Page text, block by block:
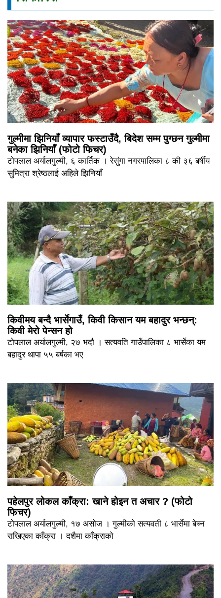
गुल्मीमा झिनियाँ व्यापार फस्टाउँदै, बिदेश सम्म पुग्छन गुल्मीमा
बनेका झिनियाँ (फोटो फिचर)
टोपलाल अर्यालगुल्मी, ६ कार्तिक । रेसुंगा नगरपालिका ८ की ३६ बर्षीय
सुमित्रा श्रेष्ठलाई अहिले झिनियाँ
किवीमय बन्दै भार्सेगाउँ, किवी किसान यम बहादुर भन्छन्:
किवी मेरो पेन्सन हो
टोपलाल अर्यालगुल्मी, २७ भदौ । सत्यवति गाउँपालिका ८ भार्सेका यम
बहादुर थापा ५५ बर्षका भए
पहेलपुर लोकल काँक्रा: खाने होइन त अचार ? (फोटो
फिचर)
टोपलाल अर्यालगुल्मी, १७ असोज । गुल्मीको सत्यवती ८ भार्सेमा बेच्न
राखिएका काँक्रा । दशैमा काँक्राको